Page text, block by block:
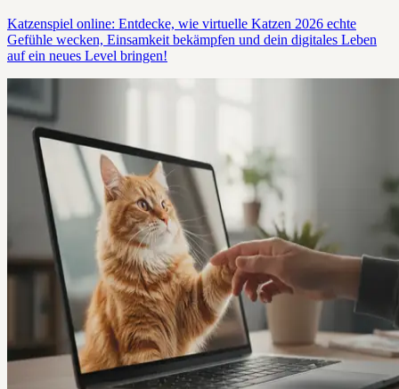
Katzenspiel online: Entdecke, wie virtuelle Katzen 2026 echte
Gefühle wecken, Einsamkeit bekämpfen und dein digitales Leben
auf ein neues Level bringen!